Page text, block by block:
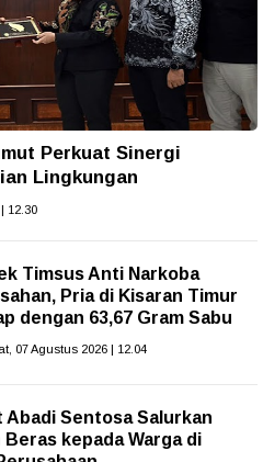
Perkuat Sinergi
Lingkungan
12.30
Timsus Anti Narkoba
Pria di Kisaran Timur
dengan 63,67 Gram Sabu
07 Agustus 2026 | 12.04
Abadi Sentosa Salurkan
Beras kepada Warga di